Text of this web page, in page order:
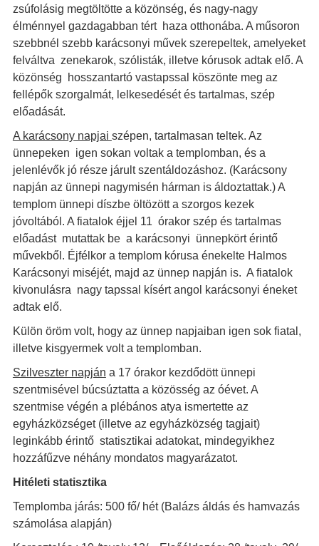
zsúfolásig megtöltötte a közönség, és nagy-nagy
élménnyel gazdagabban tért haza otthonába. A műsoron
szebbnél szebb karácsonyi művek szerepeltek, amelyeket
felváltva zenekarok, szólisták, illetve kórusok adtak elő. A
közönség hosszantartó vastapssal köszönte meg az
fellépők szorgalmát, lelkesedését és tartalmas, szép
előadását.
A karácsony napjai szépen, tartalmasan teltek. Az
ünnepeken igen sokan voltak a templomban, és a
jelenlévők jó része járult szentáldozáshoz. (Karácsony
napján az ünnepi nagymisén hárman is áldoztattak.) A
templom ünnepi díszbe öltözött a szorgos kezek
jóvoltából. A fiatalok éjjel 11 órakor szép és tartalmas
előadást mutattak be a karácsonyi ünnepkört érintő
művekből. Éjfélkor a templom kórusa énekelte Halmos
Karácsonyi miséjét, majd az ünnep napján is. A fiatalok
kivonulásra nagy tapssal kísért angol karácsonyi éneket
adtak elő.
Külön öröm volt, hogy az ünnep napjaiban igen sok fiatal,
illetve kisgyermek volt a templomban.
Szilveszter napján a 17 órakor kezdődött ünnepi
szentmisével búcsúztatta a közösség az óévet. A
szentmise végén a plébános atya ismertette az
egyházközséget (illetve az egyházközség tagjait)
leginkább érintő statisztikai adatokat, mindegyikhez
hozzáfűzve néhány mondatos magyarázatot.
Hitéleti statisztika
Templomba járás: 500 fő/ hét (Balázs áldás és hamvazás
számolása alapján)